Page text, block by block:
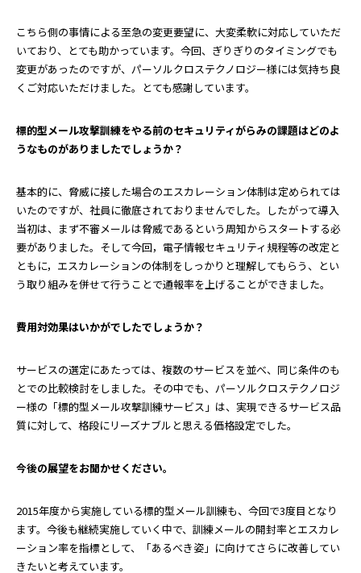
こちら側の事情による至急の変更要望に、大変柔軟に対応していただ
いており、とても助かっています。今回、ぎりぎりのタイミングでも
変更があったのですが、パーソルクロステクノロジー様には気持ち良
くご対応いただけました。とても感謝しています。
――標的型メール攻撃訓練をやる前のセキュリティがらみの課題はどのよ
うなものがありましたでしょうか？
基本的に、脅威に接した場合のエスカレーション体制は定められては
いたのですが、社員に徹底されておりませんでした。したがって導入
当初は、まず不審メールは脅威であるという周知からスタートする必
要がありました。そして今回，電子情報セキュリティ規程等の改定と
ともに，エスカレーションの体制をしっかりと理解してもらう、とい
う取り組みを併せて行うことで通報率を上げることができました。
――費用対効果はいかがでしたでしょうか？
サービスの選定にあたっては、複数のサービスを並べ、同じ条件のも
とでの比較検討をしました。その中でも、パーソルクロステクノロジ
ー様の「標的型メール攻撃訓練サービス」は、実現できるサービス品
質に対して、格段にリーズナブルと思える価格設定でした。
――今後の展望をお聞かせください。
2015年度から実施している標的型メール訓練も、今回で3度目となり
ます。今後も継続実施していく中で、訓練メールの開封率とエスカレ
ーション率を指標として、「あるべき姿」に向けてさらに改善してい
きたいと考えています。